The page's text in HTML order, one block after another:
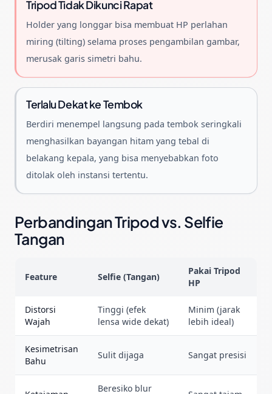
Tripod Tidak Dikunci Rapat
Holder yang longgar bisa membuat HP perlahan
miring (tilting) selama proses pengambilan gambar,
merusak garis simetri bahu.
Terlalu Dekat ke Tembok
Berdiri menempel langsung pada tembok seringkali
menghasilkan bayangan hitam yang tebal di
belakang kepala, yang bisa menyebabkan foto
ditolak oleh instansi tertentu.
Perbandingan Tripod vs. Selfie
Tangan
Feature Selfie (Tangan)
Pakai Tripod
HP
Distorsi
Wajah
Tinggi (efek
lensa wide dekat)
Minim (jarak
lebih ideal)
Kesimetrisan
Bahu
Sulit dijaga Sangat presisi
Beresiko blur